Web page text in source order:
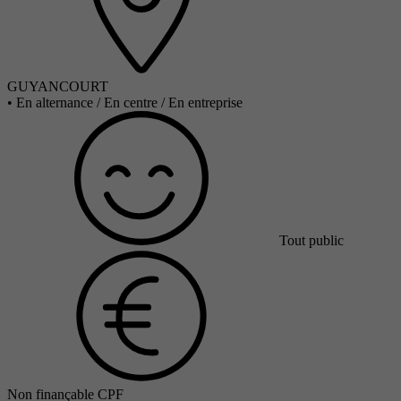
GUYANCOURT
• En alternance / En centre / En entreprise
Tout public
Non finançable CPF